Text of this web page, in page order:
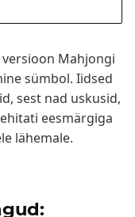
Mahjongi
sümbol. Iidsed
sest nad uskusid,
eesmärgiga
lähemale.